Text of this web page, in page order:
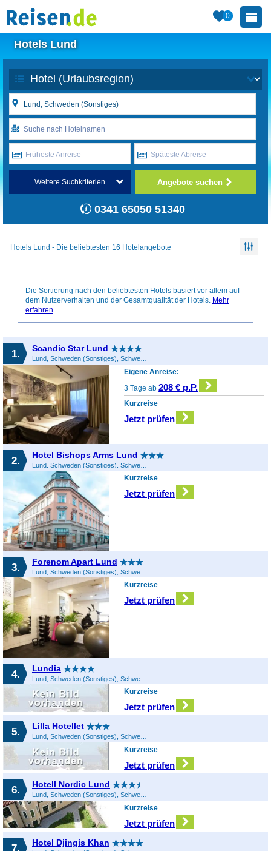
0
Hotels Lund
Früheste Anreise Späteste Abreise
Weitere Suchkriterien Angebote suchen
0341 65050 51340
Hotels Lund - Die beliebtesten 16 Hotelangebote
Die Sortierung nach den beliebtesten Hotels basiert vor allem auf
dem Nutzerverhalten und der Gesamtqualität der Hotels. Mehr
erfahren
1. Scandic Star Lund
Lund, Schweden (Sonstiges), Schweden
Eigene Anreise:
3 Tage ab208 € p.P.
Kurzreise
Jetzt prüfen
2. Hotel Bishops Arms Lund
Lund, Schweden (Sonstiges), Schweden
Kurzreise
Jetzt prüfen
3. Forenom Apart Lund
Lund, Schweden (Sonstiges), Schweden
Kurzreise
Jetzt prüfen
4. Lundia
Lund, Schweden (Sonstiges), Schweden
Kurzreise
Jetzt prüfen
5. Lilla Hotellet
Lund, Schweden (Sonstiges), Schweden
Kurzreise
Jetzt prüfen
6. Hotell Nordic Lund
Lund, Schweden (Sonstiges), Schweden
Kurzreise
Jetzt prüfen
7. Hotel Djingis Khan